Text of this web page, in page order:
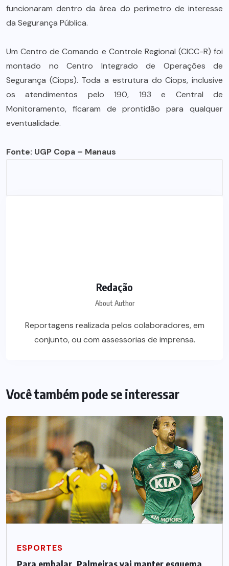
funcionaram dentro da área do perímetro de interesse
da Segurança Pública.
Um Centro de Comando e Controle Regional (CICC-R) foi
montado no Centro Integrado de Operações de
Segurança (Ciops). Toda a estrutura do Ciops, inclusive
os atendimentos pelo 190, 193 e Central de
Monitoramento, ficaram de prontidão para qualquer
eventualidade.
Fonte: UGP Copa – Manaus
Redação
About Author
Reportagens realizada pelos colaboradores, em
conjunto, ou com assessorias de imprensa.
Você também pode se interessar
ESPORTES
Para embalar, Palmeiras vai manter esquema